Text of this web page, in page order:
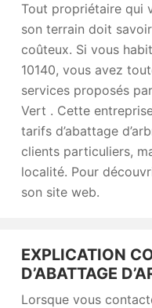
Tout propriétaire qui
son terrain doit
coûteux. Si vous
10140, vous avez
services proposés
Vert . Cette
tarifs d’abattage
clients particuliers,
localité. Pour
son site web.
EXPLICATION
D’ABATTAGE
Lorsque vous